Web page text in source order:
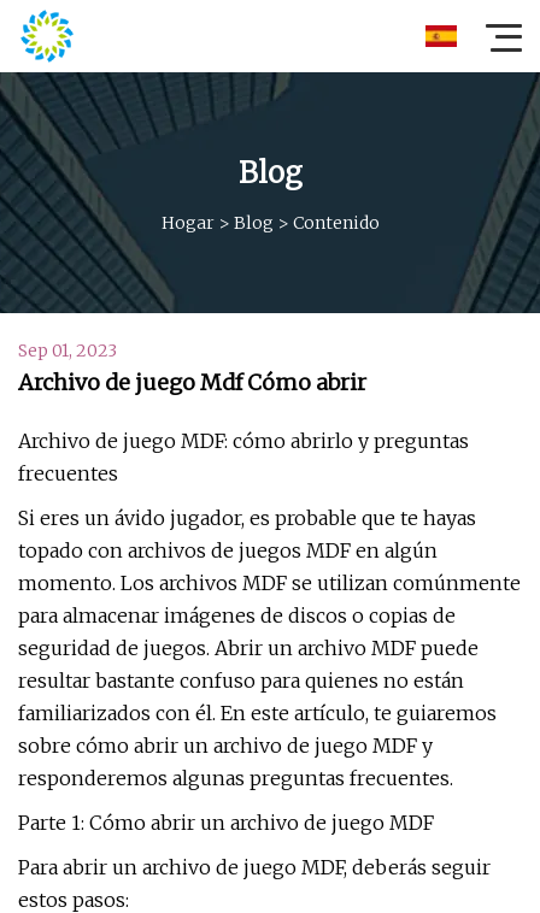
Blog
Hogar> Blog > Contenido
Sep 01, 2023
Archivo de juego Mdf Cómo abrir
Archivo de juego MDF: cómo abrirlo y preguntas
frecuentes
Si eres un ávido jugador, es probable que te hayas
topado con archivos de juegos MDF en algún
momento. Los archivos MDF se utilizan comúnmente
para almacenar imágenes de discos o copias de
seguridad de juegos. Abrir un archivo MDF puede
resultar bastante confuso para quienes no están
familiarizados con él. En este artículo, te guiaremos
sobre cómo abrir un archivo de juego MDF y
responderemos algunas preguntas frecuentes.
Parte 1: Cómo abrir un archivo de juego MDF
Para abrir un archivo de juego MDF, deberás seguir
estos pasos: